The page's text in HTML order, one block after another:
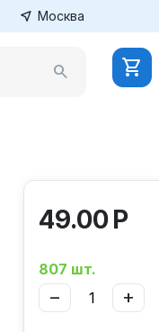
Москва
49.00Р
807 шт.
+
−